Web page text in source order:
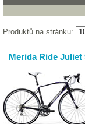
Produktů na stránku:
Merida Ride Juliet